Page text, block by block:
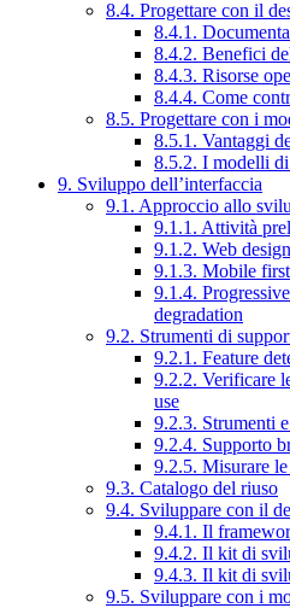
8.4. Progettare con il
8.4.1.
8.4.2. Benefici
8.4.3. Risorse
8.4.4. Come
8.5. Progettare con i
8.5.1. Vantaggi
8.5.2. I modelli
9. Sviluppo dell’interfaccia
9.1. Approccio allo
9.1.1. Attività
9.1.2. Web
9.1.3. Mobile first
9.1.4.
degradation
9.2. Strumenti di
9.2.1. Feature
9.2.2. Verificare
use
9.2.3. Strumenti
9.2.4. Supporto
9.2.5. Misurare
9.3. Catalogo del riuso
9.4. Sviluppare con il
9.4.1. Il
9.4.2. Il kit di
9.4.3. Il kit di
9.5. Sviluppare con i